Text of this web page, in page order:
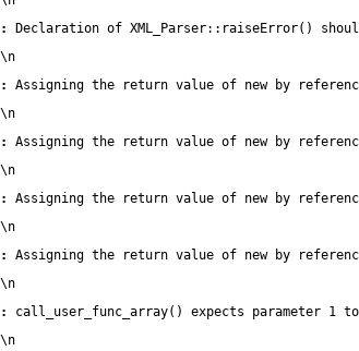
:
Declaration of XML_Parser::raiseError()
\n
:
Assigning the return value of new by
\n
:
Assigning the return value of new by
\n
:
Assigning the return value of new by
\n
:
Assigning the return value of new by
\n
:
call_user_func_array() expects parameter
\n